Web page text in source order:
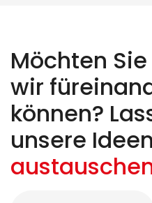
Möchten
wir
können?
unsere Ideen